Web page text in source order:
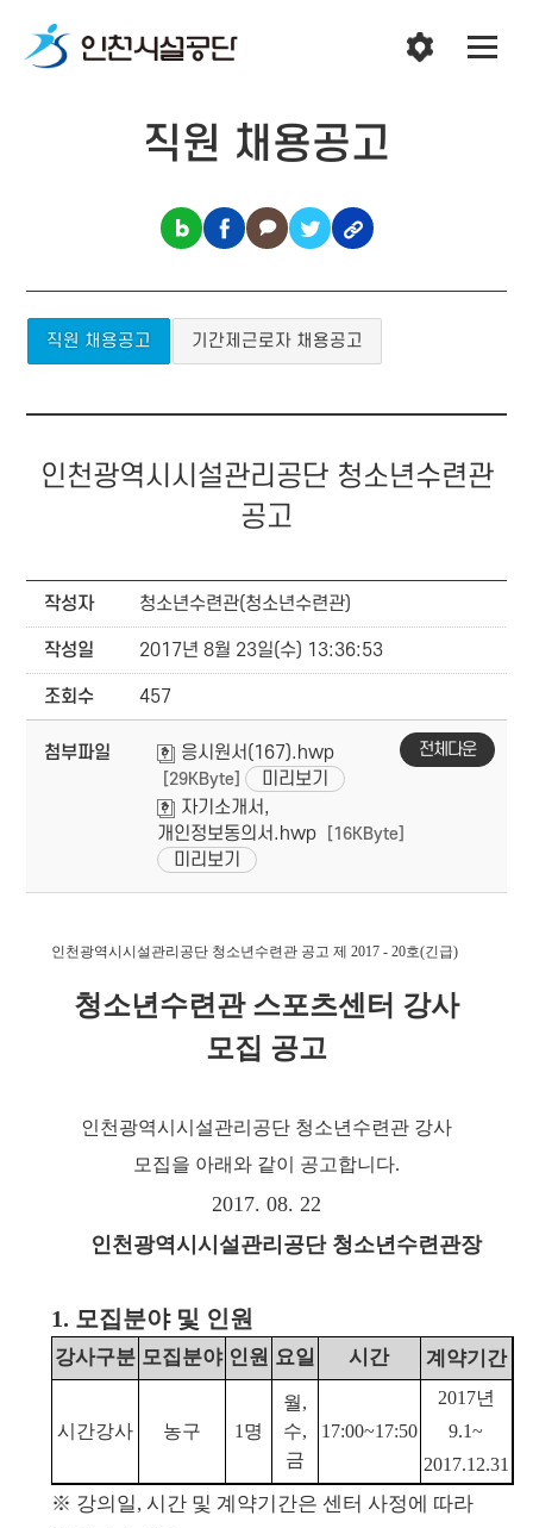
직원 채용공고
직원 채용공고 기간제근로자 채용공고
인천광역시시설관리공단 청소년수련관
공고
작성자 청소년수련관(청소년수련관)
작성일 2017년 8월 23일(수) 13:36:53
조회수 457
첨부파일 응시원서(167).hwp
[29KByte]
미리보기
자기소개서,
개인정보동의서.hwp
[16KByte]
미리보기
전체다운
인천광역시시설관리공단 청소년수련관 공고 제 2017 - 20호(긴급)
청소년수련관 스포츠센터 강사
모집 공고
인천광역시시설관리공단 청소년수련관 강사
모집을 아래와 같이
공고합니다.
2017. 08. 22
인천광역시시설관리공단 청소년수련관장
1. 모집분야 및 인원
강사구분 모집분야 인원 요일 시간 계약기간
시간강사 농구 1명
월,
수,
금
17:00~17:50
2017년
9.1~
2017.12.31
※ 강의일, 시간 및 계약기간은 센터 사정에 따라